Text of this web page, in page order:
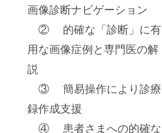
画像診断ナビゲーション
② 的確な「診断」に有
用な画像症例と専門医の解
説
③ 簡易操作により診療
録作成支援
④ 患者さまへの的確な